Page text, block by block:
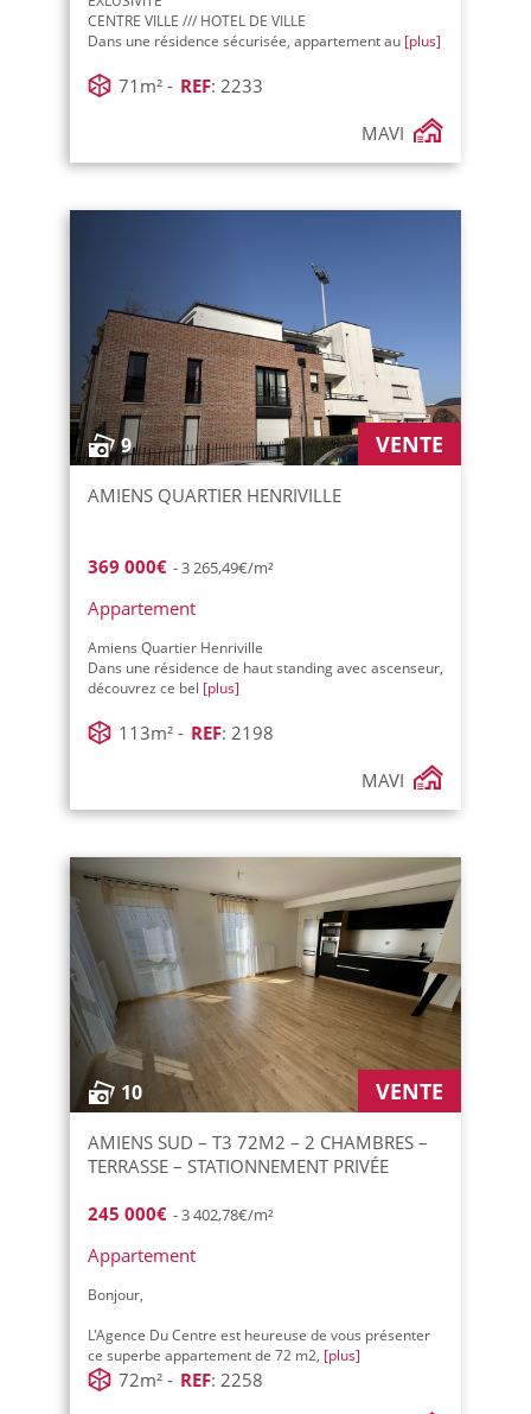
CENTRE VILLE /// HOTEL DE VILLE
Dans une résidence sécurisée, appartement au [plus]
71m² - REF: 2233
MAVI
9 VENTE
AMIENS QUARTIER HENRIVILLE
369 000€ - 3 265,49€/m²
Appartement
Amiens Quartier Henriville
Dans une résidence de haut standing avec ascenseur,
découvrez ce bel [plus]
113m² - REF: 2198
MAVI
10 VENTE
AMIENS SUD – T3 72M2 – 2 CHAMBRES –
TERRASSE – STATIONNEMENT PRIVÉE
245 000€ - 3 402,78€/m²
Appartement
Bonjour,
L'Agence Du Centre est heureuse de vous présenter
ce superbe appartement de 72 m2, [plus]
72m² - REF: 2258